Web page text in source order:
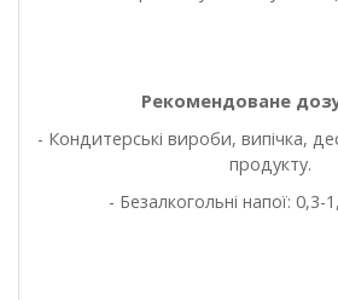
Рекомендоване
- Кондитерські вироби, випічка,
продукту.
- Безалкогольні напої: 0,3-